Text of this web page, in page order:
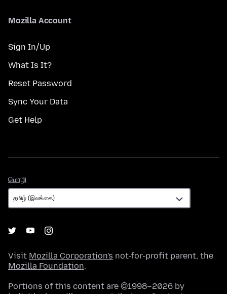
Mozilla Account
Sign In/Up
What Is It?
Reset Password
Sync Your Data
Get Help
மொழி
Visit Mozilla Corporation's not-for-profit parent, the
Mozilla Foundation.
Portions of this content are ©1998–2026 by